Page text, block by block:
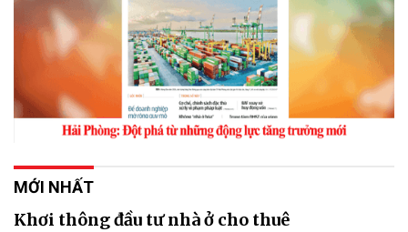
MỚI NHẤT
Khơi thông đầu tư nhà ở cho thuê